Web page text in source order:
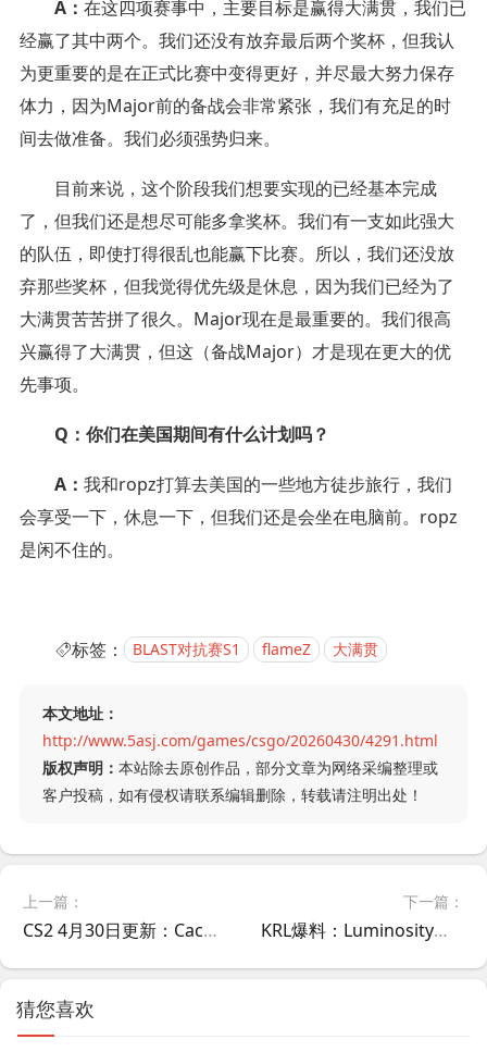
A： 在这四项赛事中，主要目标是赢得大满贯，我们已
经赢了其中两个。我们还没有放弃最后两个奖杯，但我认
为更重要的是在正式比赛中变得更好，并尽最大努力保存
体力，因为Major前的备战会非常紧张，我们有充足的时
间去做准备。我们必须强势归来。
目前来说，这个阶段我们想要实现的已经基本完成
了，但我们还是想尽可能多拿奖杯。我们有一支如此强大
的队伍，即使打得很乱也能赢下比赛。所以，我们还没放
弃那些奖杯，但我觉得优先级是休息，因为我们已经为了
大满贯苦苦拼了很久。Major现在是最重要的。我们很高
兴赢得了大满贯，但这（备战Major）才是现在更大的优
先事项。
Q：你们在美国期间有什么计划吗？
A： 我和ropz打算去美国的一些地方徒步旅行，我们
会享受一下，休息一下，但我们还是会坐在电脑前。ropz
是闲不住的。
标签： BLAST对抗赛S1 flameZ 大满贯
本文地址：
http://www.5asj.com/games/csgo/20260430/4291.html
版权声明： 本站除去原创作品，部分文章为网络采编整理或
客户投稿，如有侵权请联系编辑删除，转载请注明出处！
上一篇：
CS2 4月30日更新：Cache重做后第一轮平衡性调整
下一篇：
KRL爆料：Luminosity、TSM也有意收购3DMAX阵容重返CS2赛场
猜您喜欢